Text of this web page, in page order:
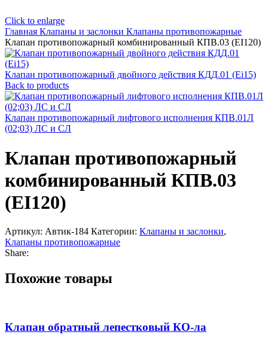
Click to enlarge
Главная Клапаны и заслонки Клапаны противопожарные
Клапан противопожарный комбинированный КПВ.03 (EI120)
Клапан противопожарный двойного действия КДД.01 (Ei15)
Back to products
Клапан противопожарный лифтового исполнения КПВ.01Л
(02;03) ЛС и СЛ
Клапан противопожарный
комбинированный КПВ.03
(EI120)
Артикул: Автик-184 Категории: Клапаны и заслонки,
Клапаны противопожарные
Share:
Похожие товары
Клапан обратный лепестковый КО-ла